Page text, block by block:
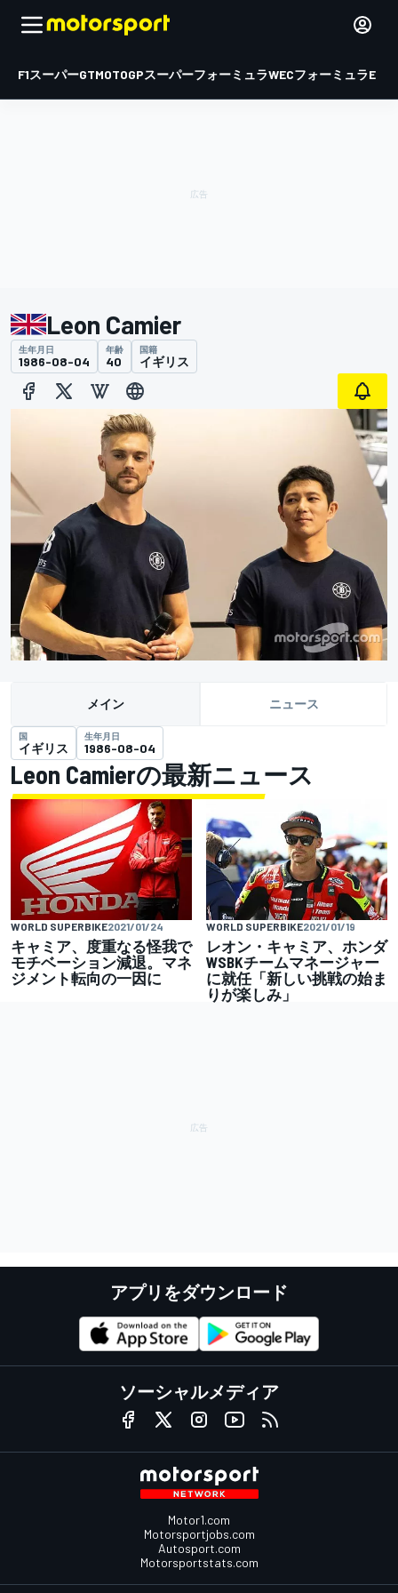
F1スーパーGTMOTOGPスーパーフォーミュラWECフォーミュラE
Leon Camier
生年月日
1986-08-04
年齢
40
国籍
イギリス
メイン ニュース
国
イギリス
生年月日
1986-08-04
Leon Camierの最新ニュース
WORLD SUPERBIKE2021/01/24
キャミア、度重なる怪我で
モチベーション減退。マネ
ジメント転向の一因に
WORLD SUPERBIKE2021/01/19
レオン・キャミア、ホンダ
WSBKチームマネージャー
に就任「新しい挑戦の始ま
りが楽しみ」
アプリをダウンロード
ソーシャルメディア
Motor1.com
Motorsportjobs.com
Autosport.com
Motorsportstats.com